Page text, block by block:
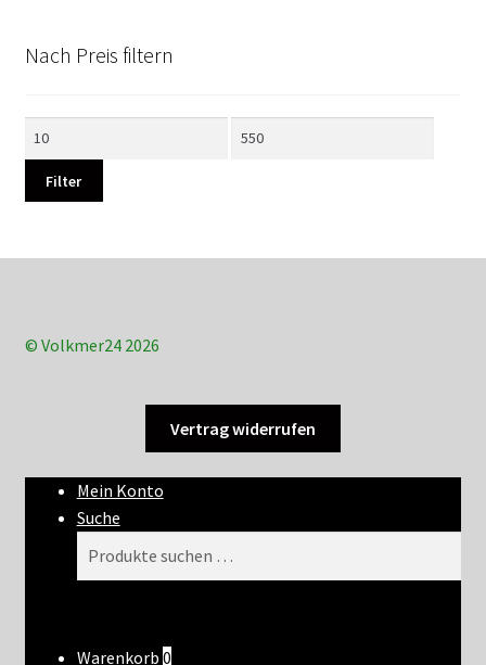
Nach Preis filtern
Filter
© Volkmer24 2026
Vertrag widerrufen
Mein Konto
Suche
Warenkorb 0